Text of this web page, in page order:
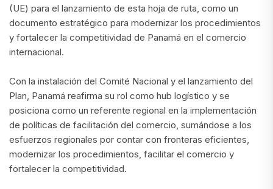
(UE) para el lanzamiento de esta hoja de ruta, como un
documento estratégico para modernizar los procedimientos
y fortalecer la competitividad de Panamá en el comercio
internacional.
Con la instalación del Comité Nacional y el lanzamiento del
Plan, Panamá reafirma su rol como hub logístico y se
posiciona como un referente regional en la implementación
de políticas de facilitación del comercio, sumándose a los
esfuerzos regionales por contar con fronteras eficientes,
modernizar los procedimientos, facilitar el comercio y
fortalecer la competitividad.